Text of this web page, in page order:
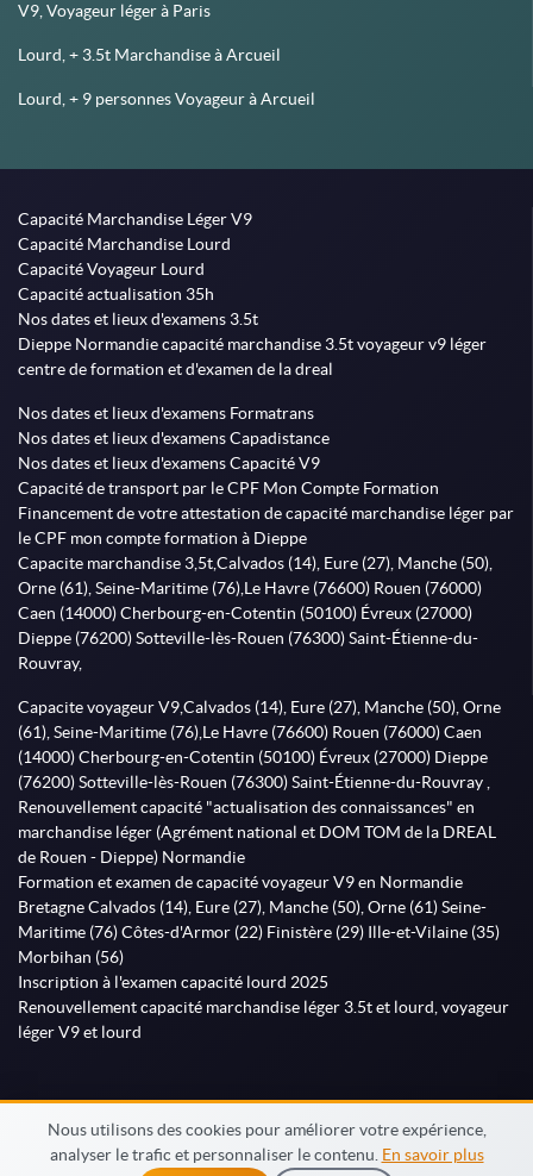
Nous utilisons des cookies pour améliorer votre expérience,
analyser le trafic et personnaliser le contenu. En savoir plus
V9, Voyageur léger à Paris
Lourd, + 3.5t Marchandise à Arcueil
Lourd, + 9 personnes Voyageur à Arcueil
Capacité Marchandise Léger V9
Capacité Marchandise Lourd
Capacité Voyageur Lourd
Capacité actualisation 35h
Nos dates et lieux d'examens 3.5t
Dieppe Normandie capacité marchandise 3.5t voyageur v9 léger
centre de formation et d'examen de la dreal
Nos dates et lieux d'examens Formatrans
Nos dates et lieux d'examens Capadistance
Nos dates et lieux d'examens Capacité V9
Capacité de transport par le CPF Mon Compte Formation
Financement de votre attestation de capacité marchandise léger par
le CPF mon compte formation à Dieppe
Capacite marchandise 3,5t,Calvados (14), Eure (27), Manche (50),
Orne (61), Seine-Maritime (76),Le Havre (76600) Rouen (76000)
Caen (14000) Cherbourg-en-Cotentin (50100) Évreux (27000)
Dieppe (76200) Sotteville-lès-Rouen (76300) Saint-Étienne-du-
Rouvray,
Capacite voyageur V9,Calvados (14), Eure (27), Manche (50), Orne
(61), Seine-Maritime (76),Le Havre (76600) Rouen (76000) Caen
(14000) Cherbourg-en-Cotentin (50100) Évreux (27000) Dieppe
(76200) Sotteville-lès-Rouen (76300) Saint-Étienne-du-Rouvray ,
Renouvellement capacité "actualisation des connaissances" en
marchandise léger (Agrément national et DOM TOM de la DREAL
de Rouen - Dieppe) Normandie
Formation et examen de capacité voyageur V9 en Normandie
Bretagne Calvados (14), Eure (27), Manche (50), Orne (61) Seine-
Maritime (76) Côtes-d'Armor (22) Finistère (29) Ille-et-Vilaine (35)
Morbihan (56)
Inscription à l'examen capacité lourd 2025
Renouvellement capacité marchandise léger 3.5t et lourd, voyageur
léger V9 et lourd